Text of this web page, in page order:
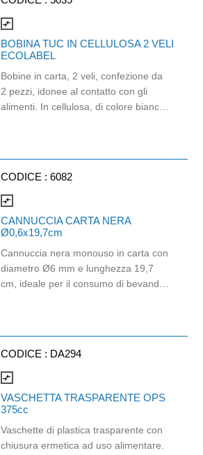
compare_arrows
BOBINA TUC IN CELLULOSA 2 VELI
ECOLABEL
Bobine in carta, 2 veli, confezione da
2 pezzi, idonee al contatto con gli
alimenti. In cellulosa, di colore bianco
CODICE : 6082
compare_arrows
CANNUCCIA CARTA NERA
Ø0,6x19,7cm
Cannuccia nera monouso in carta con
diametro Ø6 mm e lunghezza 19,7
cm, ideale per il consumo di bevande
compostabile, rappresenta una
soluzione pratica e sostenibile per bar,
ristoranti, hotel, catering, eventi e
attività di somministrazione. Il colore
perfetta per un servizio beverage
elegante e professionale. Lunghezza
CODICE : DA294
compare_arrows
VASCHETTA TRASPARENTE OPS
375cc
Vaschette di plastica trasparente con
chiusura ermetica ad uso alimentare.